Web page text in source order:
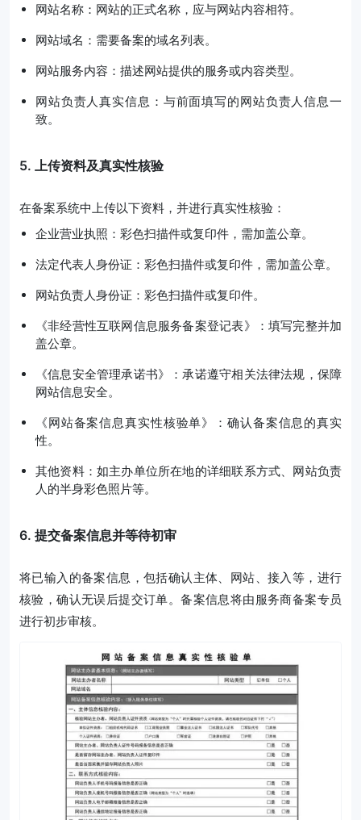
网站名称：网站的正式名称，应与网站内容相符。
网站域名：需要备案的域名列表。
网站服务内容：描述网站提供的服务或内容类型。
网站负责人真实信息：与前面填写的网站负责人信息一
致。
5. 上传资料及真实性核验
在备案系统中上传以下资料，并进行真实性核验：
企业营业执照：彩色扫描件或复印件，需加盖公章。
法定代表人身份证：彩色扫描件或复印件，需加盖公章。
网站负责人身份证：彩色扫描件或复印件。
《非经营性互联网信息服务备案登记表》：填写完整并加
盖公章。
《信息安全管理承诺书》：承诺遵守相关法律法规，保障
网站信息安全。
《网站备案信息真实性核验单》：确认备案信息的真实
性。
其他资料：如主办单位所在地的详细联系方式、网站负责
人的半身彩色照片等。
6. 提交备案信息并等待初审
将已输入的备案信息，包括确认主体、网站、接入等，进行
核验，确认无误后提交订单。备案信息将由服务商备案专员
进行初步审核。